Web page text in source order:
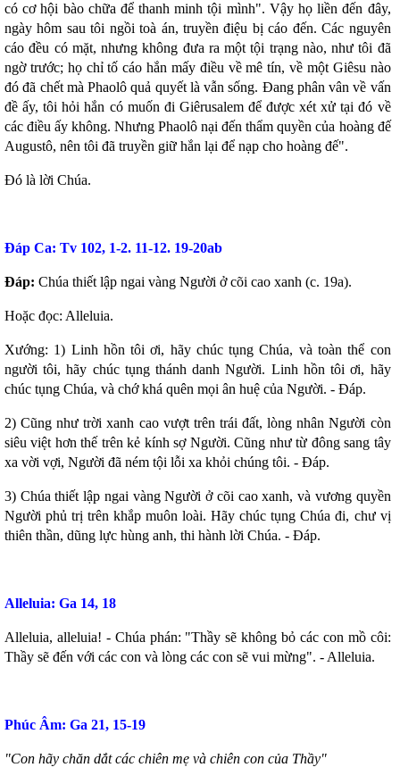
Kinh Thánh Cựu Ước (Bản dịch Việt ngữ của Nhóm Phiên
Dịch Các Giờ Kinh Phụng Vụ)
Kinh Thánh Cựu Ước (Bản dịch Việt Ngữ của Linh Mục
Nguyễn Thế Thuấn, CSsR.)
Kinh Thánh MP3
Kinh Thánh Tân Ước MP3
THÁNH KINH CỰU ƯỚC MP3
HỘI ĐOÀN
Giáo khu
DS giáo dân Vinh Sơn
Danh sách khu Mai Liên
Danh sách khu Thánh Mẫu
Danh sách khu Du Sinh
Danh sách khu Bảo Lộc
THÁNH CA
Download LỜI BÀI HÁT
Danh sách bài hát MP3
Danh sách Album
Thánh ca trong Thánh Lễ
Tải về (file pdf và encore)
TÀI LIỆU
Lịch sử Giáo xứ
có cơ hội bào chữa để thanh minh tội mình". Vậy họ liền đến đây,
ngày hôm sau tôi ngồi toà án, truyền điệu bị cáo đến. Các nguyên
cáo đều có mặt, nhưng không đưa ra một tội trạng nào, như tôi đã
ngờ trước; họ chỉ tố cáo hắn mấy điều về mê tín, về một Giêsu nào
đó đã chết mà Phaolô quả quyết là vẫn sống. Ðang phân vân về vấn
đề ấy, tôi hỏi hắn có muốn đi Giêrusalem để được xét xử tại đó về
các điều ấy không. Nhưng Phaolô nại đến thẩm quyền của hoàng đế
Augustô, nên tôi đã truyền giữ hắn lại để nạp cho hoàng đế".
Ðó là lời Chúa.
Ðáp Ca: Tv 102, 1-2. 11-12. 19-20ab
Ðáp: Chúa thiết lập ngai vàng Người ở cõi cao xanh (c. 19a).
Hoặc đọc: Alleluia.
Xướng: 1) Linh hồn tôi ơi, hãy chúc tụng Chúa, và toàn thể con
người tôi, hãy chúc tụng thánh danh Người. Linh hồn tôi ơi, hãy
chúc tụng Chúa, và chớ khá quên mọi ân huệ của Người. - Ðáp.
2) Cũng như trời xanh cao vượt trên trái đất, lòng nhân Người còn
siêu việt hơn thế trên kẻ kính sợ Người. Cũng như từ đông sang tây
xa vời vợi, Người đã ném tội lỗi xa khỏi chúng tôi. - Ðáp.
3) Chúa thiết lập ngai vàng Người ở cõi cao xanh, và vương quyền
Người phủ trị trên khắp muôn loài. Hãy chúc tụng Chúa đi, chư vị
thiên thần, dũng lực hùng anh, thi hành lời Chúa. - Ðáp.
Alleluia: Ga 14, 18
Alleluia, alleluia! - Chúa phán: "Thầy sẽ không bỏ các con mồ côi:
Thầy sẽ đến với các con và lòng các con sẽ vui mừng". - Alleluia.
Phúc Âm: Ga 21, 15-19
"Con hãy chăn dắt các chiên mẹ và chiên con của Thầy"